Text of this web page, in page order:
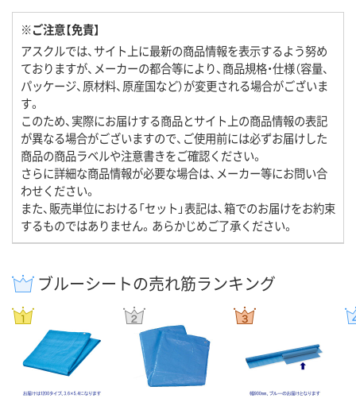
※ご注意【免責】
アスクルでは、サイト上に最新の商品情報を表示するよう努め
ておりますが、メーカーの都合等により、商品規格・仕様（容量、
パッケージ、原材料、原産国など）が変更される場合がございま
す。
このため、実際にお届けする商品とサイト上の商品情報の表記
が異なる場合がございますので、ご使用前には必ずお届けした
商品の商品ラベルや注意書きをご確認ください。
さらに詳細な商品情報が必要な場合は、メーカー等にお問い合
わせください。
また、販売単位における「セット」表記は、箱でのお届けをお約束
するものではありません。あらかじめご了承ください。
ブルーシートの売れ筋ランキング